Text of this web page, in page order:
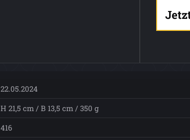
22.05.2024
H 21,5 cm / B 13,5 cm / 350 g
416